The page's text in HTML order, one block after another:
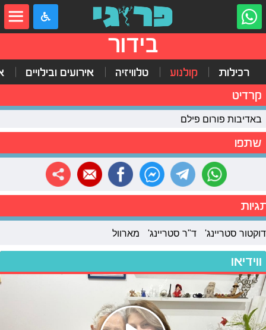
בידור
רכילות קולנוע טלוויזיה אירועים ובילויים
קרדיט
באדיבות פורום פילם
שתפו
דוקטור סטריינג' ד"ר סטריינג' מארוול
ווידיאו